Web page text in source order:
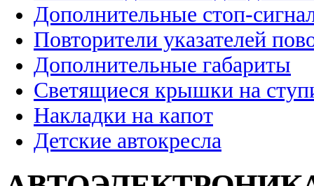
Дополнительные стоп-
Повторители указателей
Дополнительные габариты
Светящиеся крышки на
Накладки на капот
Детские автокресла